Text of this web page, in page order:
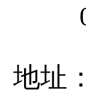
地址